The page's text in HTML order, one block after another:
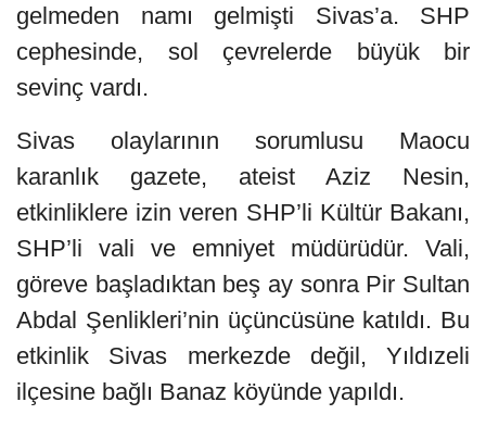
gelmeden namı gelmişti Sivas’a. SHP
cephesinde, sol çevrelerde büyük bir
sevinç vardı.
Sivas olaylarının sorumlusu Maocu
karanlık gazete, ateist Aziz Nesin,
etkinliklere izin veren SHP’li Kültür Bakanı,
SHP’li vali ve emniyet müdürüdür. Vali,
göreve başladıktan beş ay sonra Pir Sultan
Abdal Şenlikleri’nin üçüncüsüne katıldı. Bu
etkinlik Sivas merkezde değil, Yıldızeli
ilçesine bağlı Banaz köyünde yapıldı.